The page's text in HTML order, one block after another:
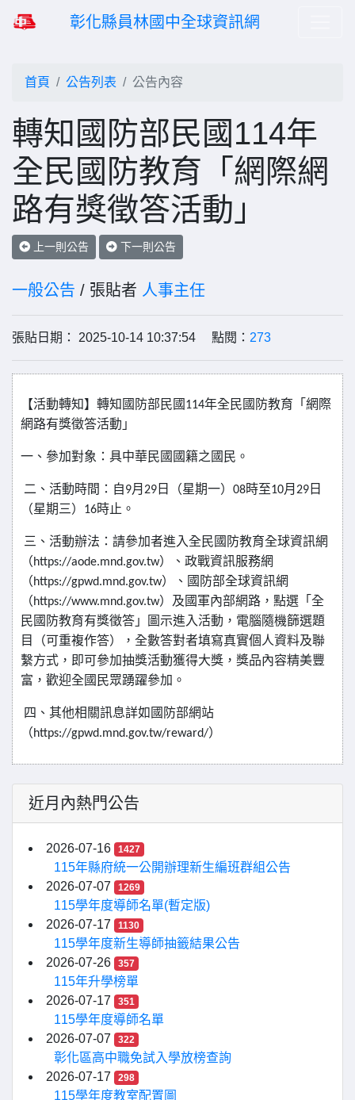
彰化縣員林國中全球資訊網
首頁 公告列表 公告內容
轉知國防部民國114年
全民國防教育「網際網
路有獎徵答活動」
上一則公告 下一則公告
一般公告 / 張貼者 人事主任
張貼日期： 2025-10-14 10:37:54 點閱： 273
【活動轉知】轉知國防部民國 114年全民國防教育「網際
網路有獎徵答活動」
一、參加對象：具中華民國國籍之國民。
二、活動時間：自9月 29 日（星期一） 08時至10月 29 日
（星期三） 16時止。
三、活動辦法：請參加者進入全民國防教育全球資訊網
（https://aode.mnd.gov.tw）、政戰資訊服務網
（https://gpwd.mnd.gov.tw）、國防部全球資訊網
（https://www.mnd.gov.tw）及國軍內部網路，點選「全
民國防教育有獎徵答」圖示進入活動，電腦隨機篩選題
目（可重複作答），全數答對者填寫真實個人資料及聯
繫方式，即可參加抽獎活動獲得大獎，獎品內容精美豐
富，歡迎全國民眾踴躍參加。
四、其他相關訊息詳如國防部網站
（https://gpwd.mnd.gov.tw/reward/）
近月內熱門公告
2026-07-16 1427
115年縣府統一公開辦理新生編班群組公告
2026-07-07
1269
115學年度導師名單(暫定版)
2026-07-17
1130
115學年度新生導師抽籤結果公告
2026-07-26
357
115年升學榜單
2026-07-17
351
115學年度導師名單
2026-07-07
322
彰化區高中職免試入學放榜查詢
2026-07-17
298
115學年度教室配置圖